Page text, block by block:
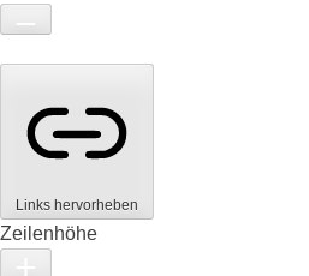
Links hervorheben
Zeilenhöhe